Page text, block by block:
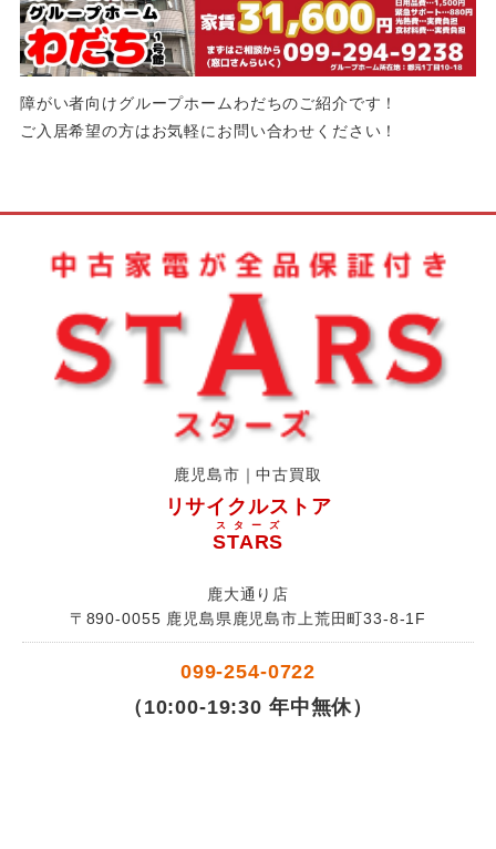
障がい者向けグループホームわだちのご紹介です！
ご入居希望の方はお気軽にお問い合わせください！
鹿児島市｜中古買取
リサイクルストア
STARS
スターズ
鹿大通り店
〒890-0055 鹿児島県鹿児島市上荒田町33-8-1F
099-254-0722
（10:00-19:30 年中無休）